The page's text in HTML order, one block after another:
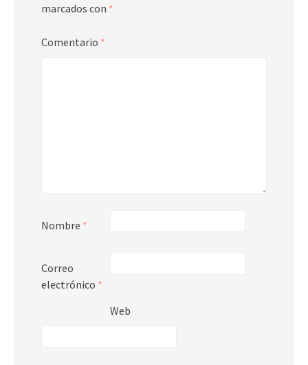
marcados con *
Comentario *
Nombre *
Correo
electrónico *
Web